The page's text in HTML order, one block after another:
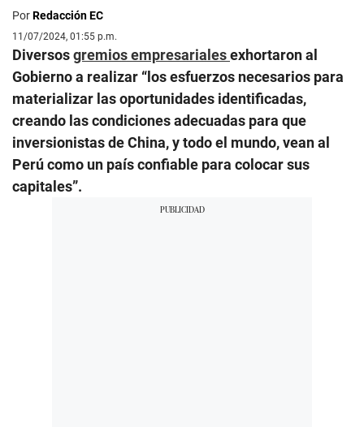
PorRedacción EC
11/07/2024, 01:55 p.m.
Diversosgremios empresarialesexhortaron al
Gobierno a realizar “los esfuerzos necesarios para
materializar las oportunidades identificadas,
creando las condiciones adecuadas para que
inversionistas de China, y todo el mundo, vean al
Perú como un país confiable para colocar sus
capitales”.